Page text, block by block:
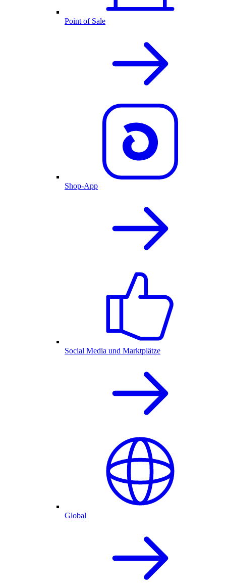
Point of Sale
Shop-App
Social Media und Marktplätze
Global